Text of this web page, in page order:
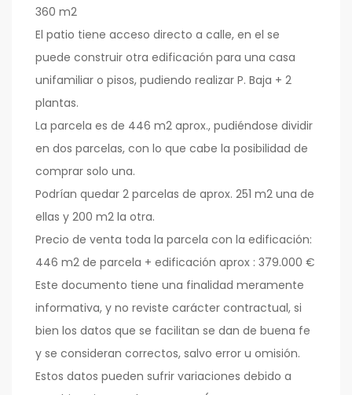
360 m2
El patio tiene acceso directo a calle, en el se
puede construir otra edificación para una casa
unifamiliar o pisos, pudiendo realizar P. Baja + 2
plantas.
La parcela es de 446 m2 aprox., pudiéndose dividir
en dos parcelas, con lo que cabe la posibilidad de
comprar solo una.
Podrían quedar 2 parcelas de aprox. 251 m2 una de
ellas y 200 m2 la otra.
Precio de venta toda la parcela con la edificación:
446 m2 de parcela + edificación aprox : 379.000 €
Este documento tiene una finalidad meramente
informativa, y no reviste carácter contractual, si
bien los datos que se facilitan se dan de buena fe
y se consideran correctos, salvo error u omisión.
Estos datos pueden sufrir variaciones debido a